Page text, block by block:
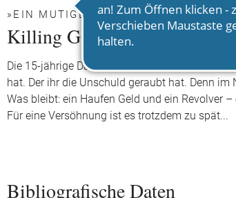
»EIN MUTIGES,
Killing God
Die 15-jährige Dawn will nur eins: Gott töten.
hat. Der ihr die Unschuld geraubt hat. Denn
Was bleibt: ein Haufen Geld und ein Revolver
Für eine Versöhnung ist es trotzdem zu spät...
Bibliografische Daten